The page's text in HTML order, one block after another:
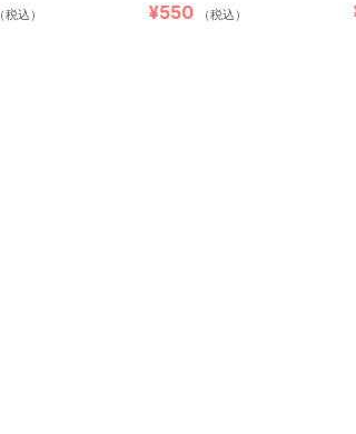
（税込） ¥550 （税込）